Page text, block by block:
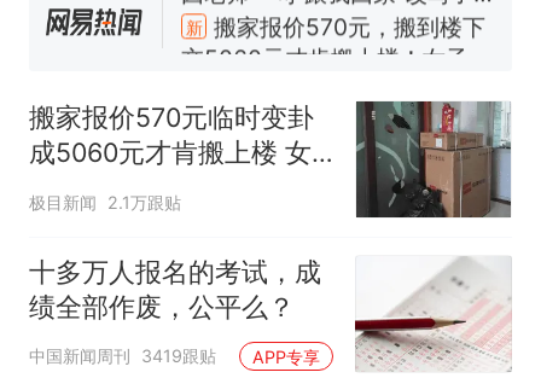
新 搬家报价570元，搬到楼下
交5060元才肯搬上楼！女子傻
部作废，公平么？
空调24小时开着反而更省电？
电力部门回应
佛山一中学招聘物理教师，笔
已叫停招聘，成立调查组全面
核查
“不建议大家买深色蛋糕”上热
搜，网友：天塌了！
那个在床头放菜刀的女孩，
因老师一句“跟我回家”改写了
搬家报价570元临时变卦
成5060元才肯搬上楼 女
子傻眼
极目新闻 2.1万跟贴
十多万人报名的考试，成
绩全部作废，公平么？
中国新闻周刊 3419跟贴 APP专享